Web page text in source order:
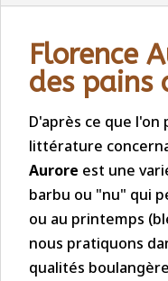
ANCIEN
Florence
des pains
D'après ce que
littérature
Aurore est une
barbu ou "nu" qui
ou au printemps
nous pratiquons
qualités